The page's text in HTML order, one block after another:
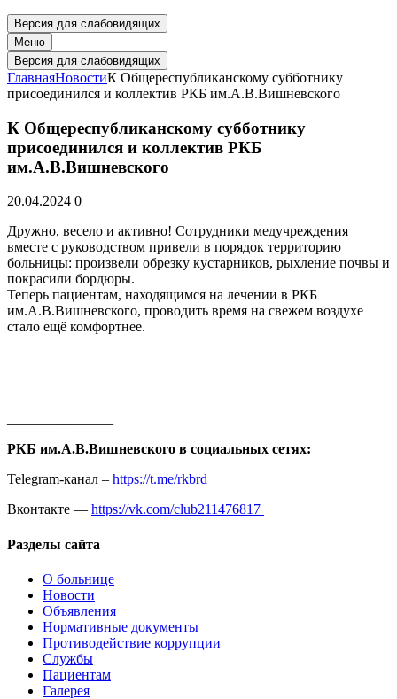
Версия для слабовидящих
Меню
Версия для слабовидящих
ГлавнаяНовостиК Общереспубликанскому субботнику
присоединился и коллектив РКБ им.А.В.Вишневского
К Общереспубликанскому субботнику
присоединился и коллектив РКБ
им.А.В.Вишневского
20.04.2024 0
Дружно, весело и активно! Сотрудники медучреждения
вместе с руководством привели в порядок территорию
больницы: произвели обрезку кустарников, рыхление почвы и
покрасили бордюры.
Теперь пациентам, находящимся на лечении в РКБ
им.А.В.Вишневского, проводить время на свежем воздухе
стало ещё комфортнее.
РКБ им.А.В.Вишневского в социальных сетях:
Telegram-канал – https://t.me/rkbrd
Вконтакте — https://vk.com/club211476817
Разделы сайта
О больнице
Новости
Объявления
Нормативные документы
Противодействие коррупции
Службы
Пациентам
Галерея